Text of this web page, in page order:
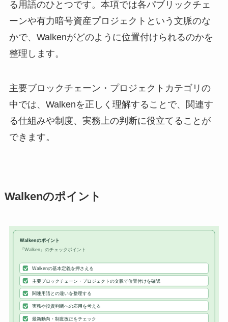
る用語のひとつです。本項では各パブリックチェ
ーンや有力暗号資産プロジェクトという文脈のな
かで、Walkenがどのように位置付けられるのかを
整理します。
主要ブロックチェーン・プロジェクトカテゴリの
中では、Walkenを正しく理解することで、関連す
る仕組みや制度、実務上の判断に役立てることが
できます。
Walkenのポイント
Walkenのポイント
『Walken』のチェックポイント
Walkenの基本定義を押さえる
主要ブロックチェーン・プロジェクトの文脈で位置付けを確認
関連用語との違いを整理する
実務や投資判断への応用を考える
最新動向・制度改正をチェック